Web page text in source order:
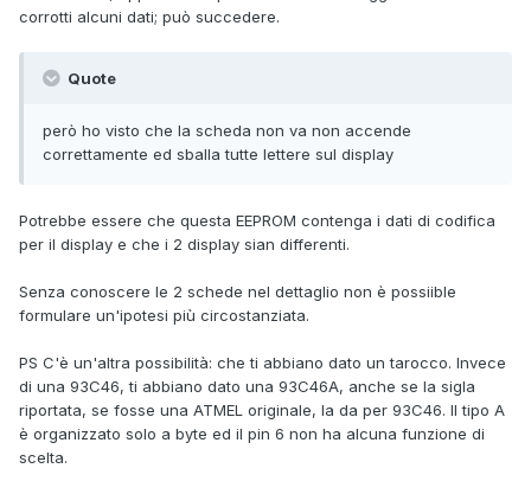
corrotti alcuni dati; può succedere.
Quote
però ho visto che la scheda non va non accende
correttamente ed sballa tutte lettere sul display
Potrebbe essere che questa EEPROM contenga i dati di codifica
per il display e che i 2 display sian differenti.
Senza conoscere le 2 schede nel dettaglio non è possiible
formulare un'ipotesi più circostanziata.
PS C'è un'altra possibilità: che ti abbiano dato un tarocco. Invece
di una 93C46, ti abbiano dato una 93C46A, anche se la sigla
riportata, se fosse una ATMEL originale, la da per 93C46. Il tipo A
è organizzato solo a byte ed il pin 6 non ha alcuna funzione di
scelta.